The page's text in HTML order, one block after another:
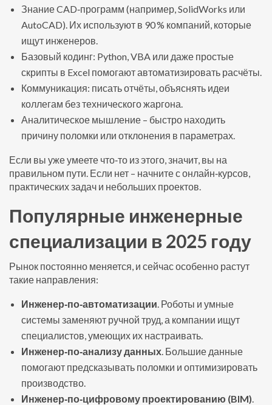
Знание CAD‑программ (например, SolidWorks или
AutoCAD). Их используют в 90 % компаний, которые
ищут инженеров.
Базовый кодинг: Python, VBA или даже простые
скрипты в Excel помогают автоматизировать расчёты.
Коммуникация: писать отчёты, объяснять идеи
коллегам без технического жаргона.
Аналитическое мышление – быстро находить
причину поломки или отклонения в параметрах.
Если вы уже умеете что‑то из этого, значит, вы на
правильном пути. Если нет – начните с онлайн‑курсов,
практических задач и небольших проектов.
Популярные инженерные
специализации в 2025 году
Рынок постоянно меняется, и сейчас особенно растут
такие направления:
Инженер‑по‑автоматизации. Роботы и умные
системы заменяют ручной труд, а компании ищут
специалистов, умеющих их настраивать.
Инженер‑по‑анализу данных. Большие данные
помогают предсказывать поломки и оптимизировать
производство.
Инженер‑по‑цифровому проектированию (BIM).